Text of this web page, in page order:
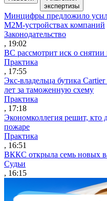
экспертизы
Минцифры предложило
M2M-устройствах компаний
Законодательство
, 19:02
ВС рассмотрит иск о
Практика
, 17:55
Экс-владельца бутика
лет за таможенную схему
Практика
, 17:18
Экономколлегия решит, кто
пожаре
Практика
, 16:51
ВККС открыла семь новых
Судьи
, 16:15